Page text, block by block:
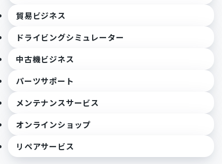
貿易ビジネス
ドライビングシミュレーター
中古機ビジネス
パーツサポート
メンテナンスサービス
オンラインショップ
リペアサービス